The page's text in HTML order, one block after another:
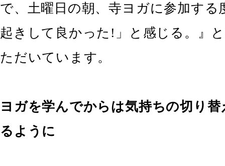
で、土曜日の朝、寺ヨガに参加する
起きして良かった!」と感じる。』
ただいています。
ヨガを学んでからは気持ちの切り
るように